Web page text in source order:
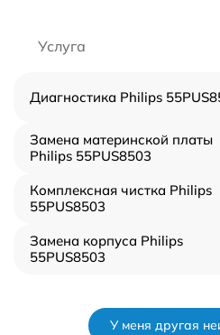
Услуга
Диагностика Philips
Замена материнской платы
Philips 55PUS8503
Комплексная чистка Philips
55PUS8503
Замена корпуса Philips
55PUS8503
У меня другая